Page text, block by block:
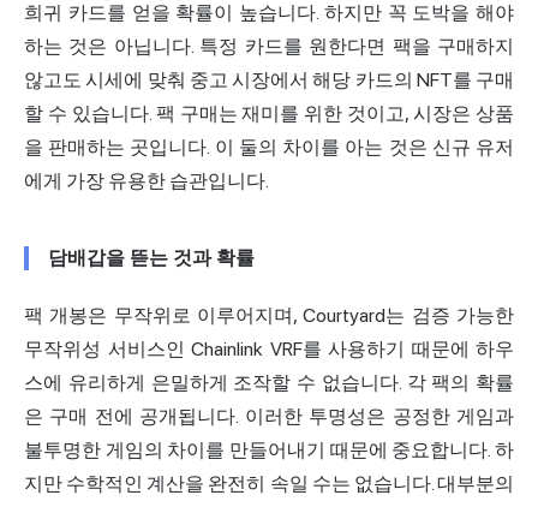
희귀 카드를 얻을 확률이 높습니다. 하지만 꼭 도박을 해야
하는 것은 아닙니다. 특정 카드를 원한다면 팩을 구매하지
않고도 시세에 맞춰 중고 시장에서 해당 카드의 NFT를 구매
할 수 있습니다. 팩 구매는 재미를 위한 것이고, 시장은 상품
을 판매하는 곳입니다. 이 둘의 차이를 아는 것은 신규 유저
에게 가장 유용한 습관입니다.
담배갑을 뜯는 것과 확률
팩 개봉은 무작위로 이루어지며, Courtyard는 검증 가능한
무작위성 서비스인 Chainlink VRF를 사용하기 때문에 하우
스에 유리하게 은밀하게 조작할 수 없습니다. 각 팩의 확률
은 구매 전에 공개됩니다. 이러한 투명성은 공정한 게임과
불투명한 게임의 차이를 만들어내기 때문에 중요합니다. 하
지만 수학적인 계산을 완전히 속일 수는 없습니다. 대부분의